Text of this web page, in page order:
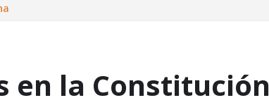
en la Constitución